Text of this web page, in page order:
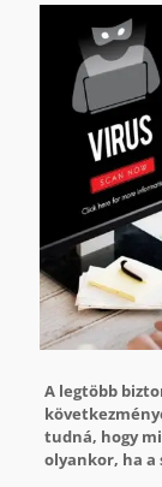
A legtöbb
tudná, hogy
olyankor, ha a